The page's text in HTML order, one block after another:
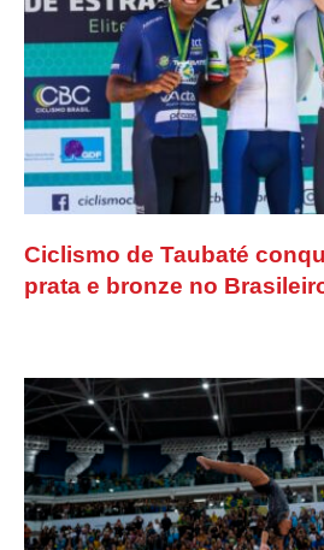
Ciclismo de Taubaté
prata e bronze no